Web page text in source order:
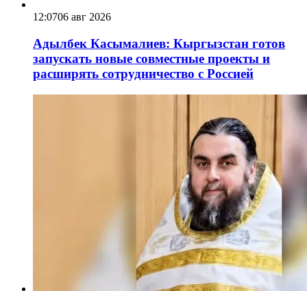
12:0706 авг 2026
Адылбек Касымалиев: Кыргызстан готов
запускать новые совместные проекты и
расширять сотрудничество с Россией